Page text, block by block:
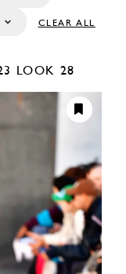
CLEAR ALL
LOOK 28